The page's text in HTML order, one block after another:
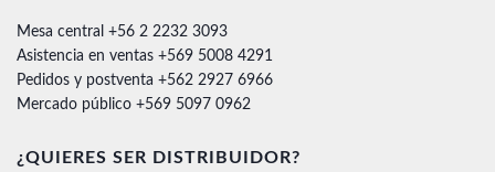
Mesa central +56 2 2232 3093
Asistencia en ventas +569 5008 4291
Pedidos y postventa +562 2927 6966
Mercado público +569 5097 0962
¿QUIERES SER DISTRIBUIDOR?